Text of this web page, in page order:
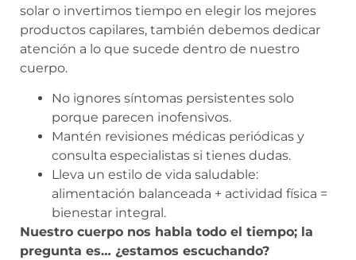
solar o invertimos tiempo en elegir los mejores
productos capilares, también debemos dedicar
atención a lo que sucede dentro de nuestro
cuerpo.
No ignores síntomas persistentes solo
porque parecen inofensivos.
Mantén revisiones médicas periódicas y
consulta especialistas si tienes dudas.
Lleva un estilo de vida saludable:
alimentación balanceada + actividad física =
bienestar integral.
Nuestro cuerpo nos habla todo el tiempo; la
pregunta es… ¿estamos escuchando?